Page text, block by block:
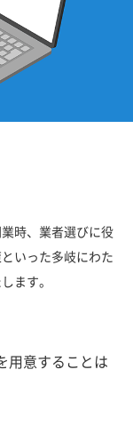
時、業者選びに役
いった多岐にわた
ます。
用意することは